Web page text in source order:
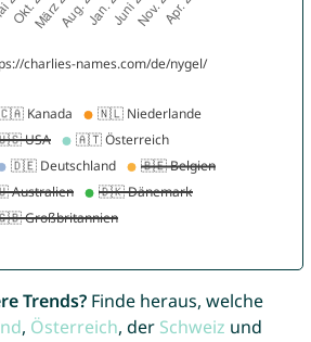
Trends?Finde heraus, welche
, Österreich, der Schweiz und